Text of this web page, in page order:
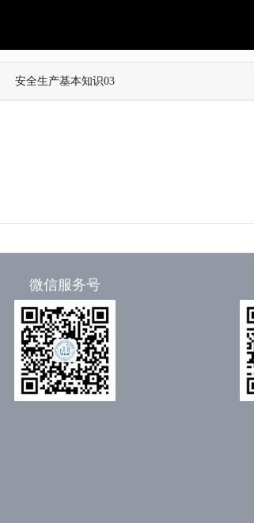
安全生产基本知识03
微信服务号